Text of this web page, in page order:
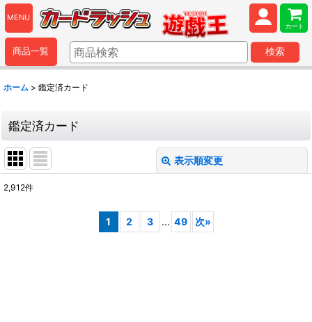
MENU
カート
商品一覧 検索
ホーム > 鑑定済カード
鑑定済カード
表示順変更
2,912件
1 2 3 ... 49 次»